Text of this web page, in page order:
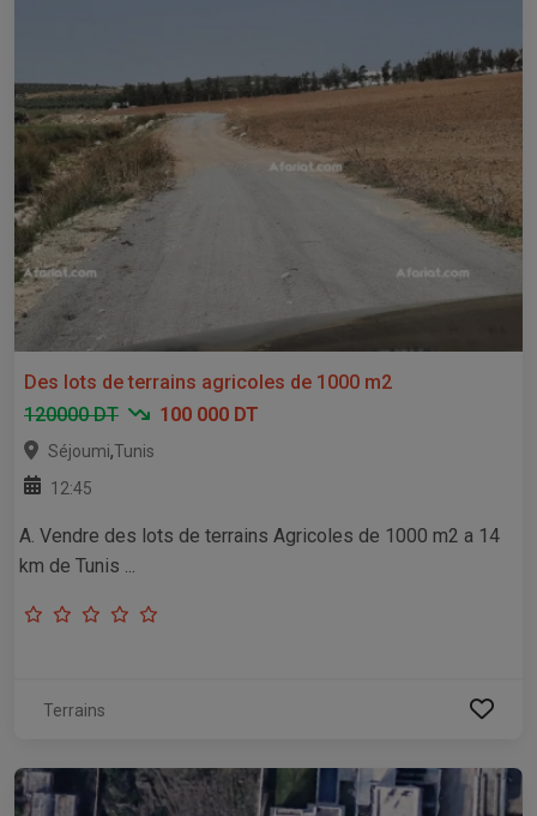
Des lots de terrains agricoles de 1000 m2
120000 DT
100 000 DT
Séjoumi,Tunis
12:45
A. Vendre des lots de terrains Agricoles de 1000 m2 a 14
km de Tunis ...
Terrains